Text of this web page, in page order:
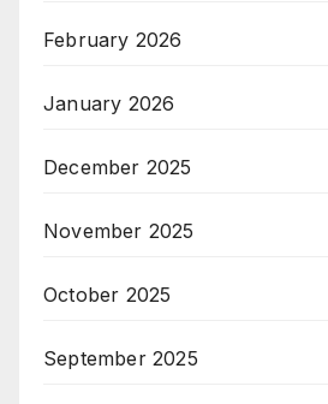
February 2026
January 2026
December 2025
November 2025
October 2025
September 2025